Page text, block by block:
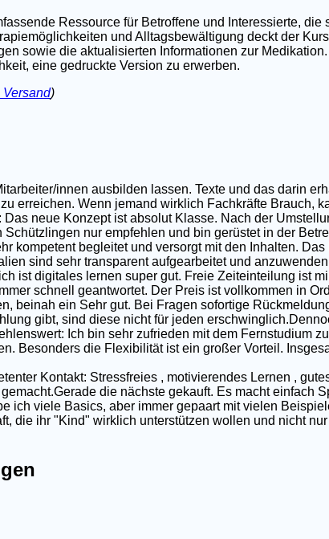
Ressource für Betroffene und Interessierte,
und Alltagsbewältigung deckt der
sowie die aktualisierten Informationen zur
eine gedruckte Version zu erwerben.
)
innen ausbilden lassen. Texte und das darin
erreichen. Wenn jemand wirklich Fachkräfte Brauch,
neue Konzept ist absolut Klasse. Nach der
nur empfehlen und bin gerüstet in der
kompetent begleitet und versorgt mit den Inhalten.
sind sehr transparent aufgearbeitet und
ist digitales lernen super gut. Freie Zeiteinteilung ist
schnell geantwortet. Der Preis ist vollkommen in
beinah ein Sehr gut. Bei Fragen sofortige
gibt, sind diese nicht für jeden
Ich bin sehr zufrieden mit dem Fernstudium
Besonders die Flexibilität ist ein großer Vorteil.
Kontakt: Stressfreies , motivierendes Lernen ,
die nächste gekauft. Es macht einfach
ich viele Basics, aber immer gepaart mit vielen
die ihr "Kind" wirklich unterstützen wollen und nicht